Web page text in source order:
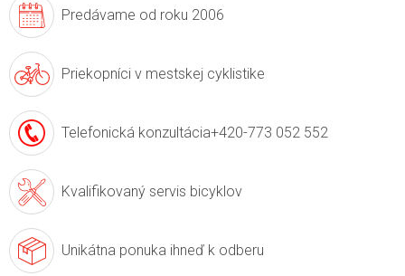
Predávame od roku 2006
Priekopníci v mestskej cyklistike
Telefonická konzultácia+420-773 052 552
Kvalifikovaný servis bicyklov
Unikátna ponuka ihneď k odberu